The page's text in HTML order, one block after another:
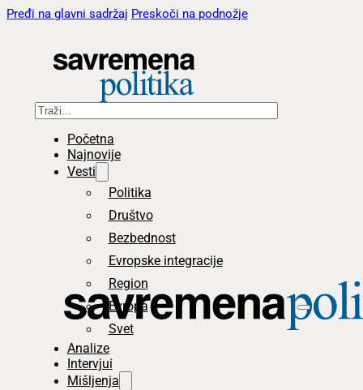
Pređi na glavni sadržaj Preskoči na podnožje
Pretraga
Početna
Najnovije
Vesti
Politika
Društvo
Bezbednost
Evropske integracije
Region
Evropa
Svet
Analize
Intervjui
Mišljenja